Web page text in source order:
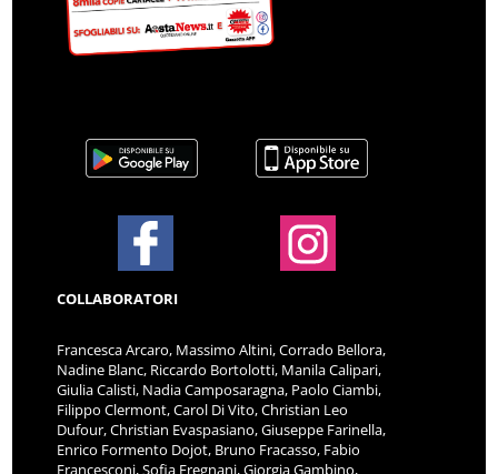
COLLABORATORI
Francesca Arcaro, Massimo Altini, Corrado Bellora,
Nadine Blanc, Riccardo Bortolotti, Manila Calipari,
Giulia Calisti, Nadia Camposaragna, Paolo Ciambi,
Filippo Clermont, Carol Di Vito, Christian Leo
Dufour, Christian Evaspasiano, Giuseppe Farinella,
Enrico Formento Dojot, Bruno Fracasso, Fabio
Francesconi, Sofia Fregnani, Giorgia Gambino,